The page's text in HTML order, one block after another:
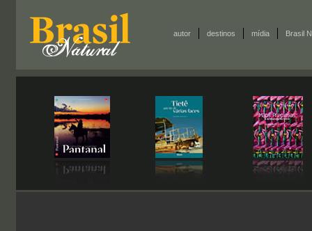
autor destinos mídia Brasil